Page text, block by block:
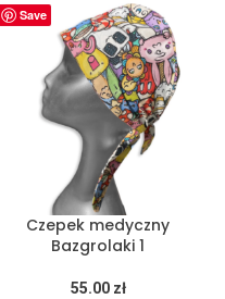
Save
Czepek medyczny
Bazgrolaki 1
55.00 zł